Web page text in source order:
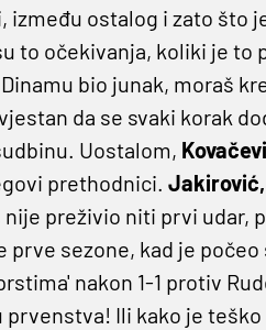
između ostalog i zato što
to očekivanja, koliki je to
bio junak, moraš
da se svaki korak
Uostalom,
prethodnici.
preživio niti prvi udar,
prve sezone, kad je
nakon 1-1 protiv
Ili kako je teško